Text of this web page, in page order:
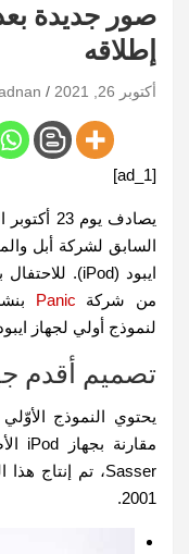
إطلاقه
أكتوبر 26, 2021
[ad_1]
يصادف
السابق لشركة أبل
من شركة Panic
لنموذج أولي لجهاز
تصميم أقدم
يحتوي النموذج
2001.